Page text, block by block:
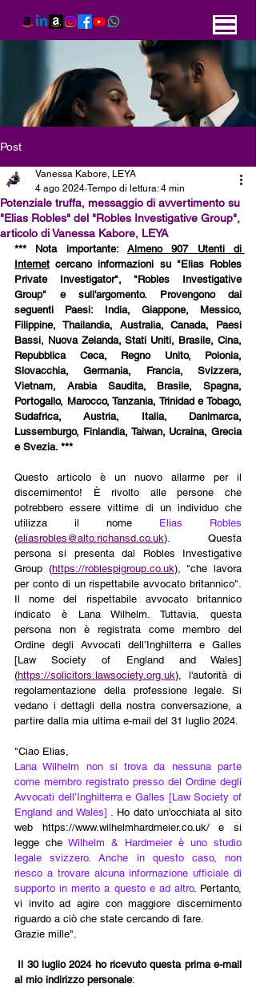
Post
Potenziale truffa, messaggio di avvertimento su
"Elias Robles" del "Robles Investigative Group",
articolo di Vanessa Kabore, LEYA
Vanessa Kabore, LEYA
4 ago 2024 Tempo di lettura: 4 min
*** Nota importante: Almeno 907 Utenti di
Internet cercano informazioni su "Elias Robles
Private Investigator", "Robles Investigative
Group" e sull'argomento. Provengono dai
seguenti Paesi: India, Giappone, Messico,
Filippine, Thailandia,
Australia, Canada, Paesi
Bassi, Nuova Zelanda, Stati Uniti, Brasile, Cina,
Repubblica Ceca, Regno Unito, Polonia,
Slovacchia, Germania, Francia, Svizzera,
Vietnam, Arabia Saudita, Brasile, Spagna,
Portogallo, Marocco, Tanzania, Trinidad e Tobago,
Sudafrica, Austria, Italia, Danimarca,
Lussemburgo, Finlandia, Taiwan, Ucraina, Grecia
e Svezia. ***
Questo articolo è un nuovo allarme per il
discernimento! È rivolto alle persone che
potrebbero essere vittime di un individuo che
utilizza il nome
(eliasrobles@alto.richansd.co.uk). Questa
persona si presenta dal Robles Investigative
Group (https://roblespigroup.co.uk), "che lavora
per conto di un rispettabile avvocato britannico".
Il nome del rispettabile avvocato britannico
indicato è Lana Wilhelm. Tuttavia, questa
Ordine degli Avvocati dell’Inghilterra e Galles
[Law Society of England and Wales]
(https://solicitors.lawsociety.org.uk), l'autorità di
regolamentazione della professione legale. Si
vedano i dettagli della nostra conversazione, a
partire dalla mia ultima e-mail del 31 luglio 2024.
"Ciao Elias,
Lana Wilhelm non si trova da nessuna parte
come membro registrato presso del Ordine degli
Avvocati dell’Inghilterra e Galles [Law Society of
England and Wales] . Ho dato un'occhiata al sito
web https://www.wilhelmhardmeier.co.uk/ e si
legge che Wilhelm & Hardmeier è uno studio
legale svizzero. Anche in questo caso, non
riesco a trovare alcuna informazione ufficiale di
supporto in merito a questo e ad altro. Pertanto,
vi invito ad agire con maggiore discernimento
riguardo a ciò che state cercando di fare.
Grazie mille".
al mio indirizzo personale: